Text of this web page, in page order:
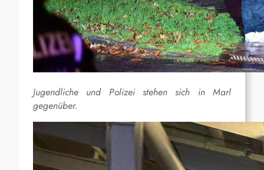
Jugendliche und Polizei stehen sich in Marl
gegenüber.